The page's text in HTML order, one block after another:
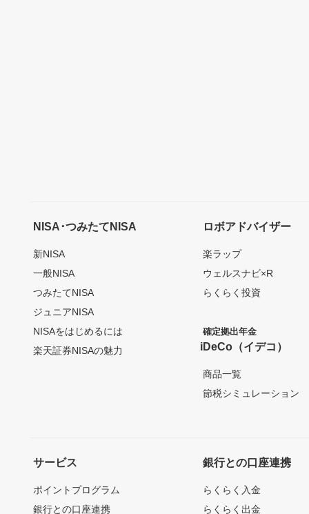
NISA･つみたてNISA
新NISA
一般NISA
つみたてNISA
ジュニアNISA
NISAをはじめるには
楽天証券NISAの魅力
ロボアドバイザー
楽ラップ
ウェルスナビ×R
らくらく投資
確定拠出年金
iDeCo（イデコ）
商品一覧
節税シミュレーション
サービス
ポイントプログラム
銀行との口座連携
銀行との口座連携
らくらく入金
らくらく出金